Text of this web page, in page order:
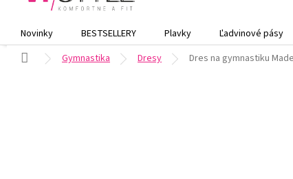
Novinky BESTSELLERY Plavky Ľadvinové pásy
DomovGymnastika Dresy Dres na gymnastiku